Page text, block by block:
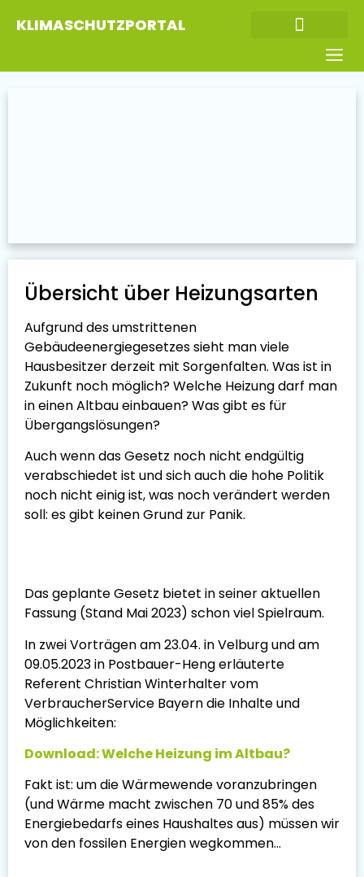
KLIMASCHUTZPORTAL
Übersicht über Heizungsarten
Aufgrund des umstrittenen
Gebäudeenergiegesetzes sieht man viele
Hausbesitzer derzeit mit Sorgenfalten. Was ist in
Zukunft noch möglich? Welche Heizung darf man
in einen Altbau einbauen? Was gibt es für
Übergangslösungen?
Auch wenn das Gesetz noch nicht endgültig
verabschiedet ist und sich auch die hohe Politik
noch nicht einig ist, was noch verändert werden
soll: es gibt keinen Grund zur Panik.
Das geplante Gesetz bietet in seiner aktuellen
Fassung (Stand Mai 2023) schon viel Spielraum.
In zwei Vorträgen am 23.04. in Velburg und am
09.05.2023 in Postbauer-Heng erläuterte
Referent Christian Winterhalter vom
VerbraucherService Bayern die Inhalte und
Möglichkeiten:
Download: Welche Heizung im Altbau?
Fakt ist: um die Wärmewende voranzubringen
(und Wärme macht zwischen 70 und 85% des
Energiebedarfs eines Haushaltes aus) müssen wir
von den fossilen Energien wegkommen…